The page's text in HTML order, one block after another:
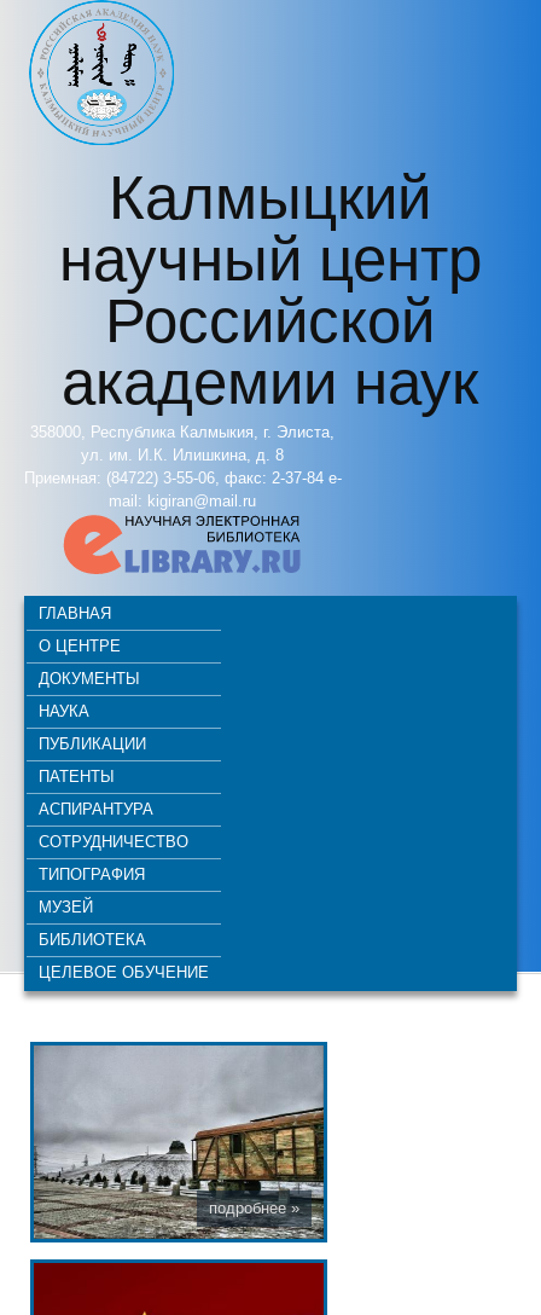
Перейти к основному содержанию
Калмыцкий
научный центр
Российской
академии наук
358000, Республика Калмыкия, г. Элиста,
ул. им. И.К. Илишкина, д. 8
Приемная: (84722) 3-55-06, факс: 2-37-84 e-
mail: kigiran@mail.ru
ГЛАВНАЯ
О ЦЕНТРЕ
ДОКУМЕНТЫ
НАУКА
ПУБЛИКАЦИИ
ПАТЕНТЫ
АСПИРАНТУРА
СОТРУДНИЧЕСТВО
ТИПОГРАФИЯ
МУЗЕЙ
БИБЛИОТЕКА
ЦЕЛЕВОЕ ОБУЧЕНИЕ